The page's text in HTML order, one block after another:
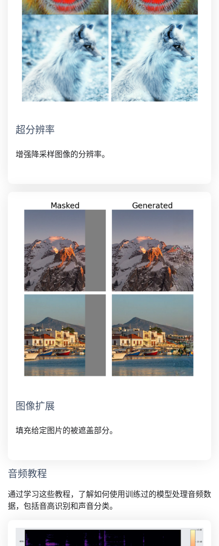
超分辨率
增强降采样图像的分辨率。
图像扩展
填充给定图片的被遮盖部分。
音频教程
通过学习这些教程，了解如何使用训练过的模型处理音频数
据，包括音高识别和声音分类。